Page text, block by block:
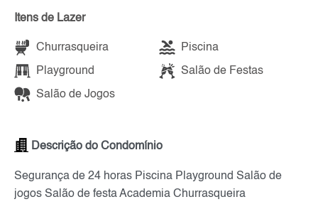
Itens de Lazer
Churrasqueira Piscina
Playground Salão de Festas
Salão de Jogos
Descrição do Condomínio
Segurança de 24 horas Piscina Playground Salão de
jogos Salão de festa Academia Churrasqueira